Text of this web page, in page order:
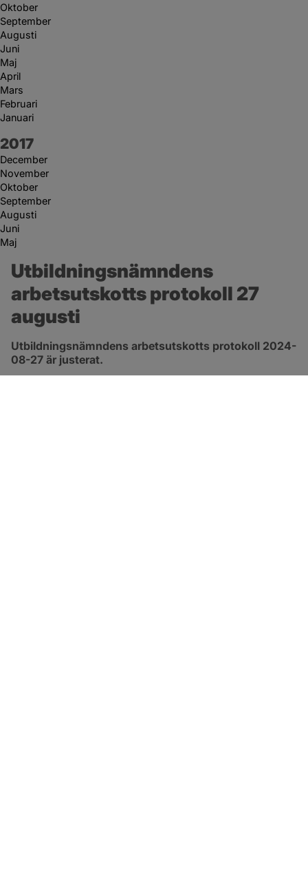
Oktober
September
Augusti
Juni
Maj
April
Mars
Februari
Januari
År:
2017
December
November
Oktober
September
Augusti
Juni
Maj
Utbildningsnämndens
arbetsutskotts protokoll 27
augusti
Utbildningsnämndens arbetsutskotts protokoll 2024-
08-27 är justerat.